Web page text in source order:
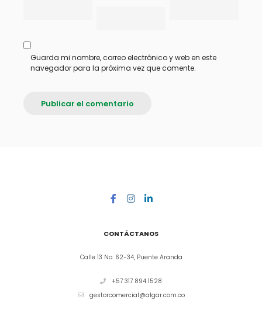
Guarda mi nombre, correo electrónico y web en este
navegador para la próxima vez que comente.
CONTÁCTANOS
Calle 13 No. 62-34, Puente Aranda
+57 317 894 1528
gestorcomercial@algar.com.co